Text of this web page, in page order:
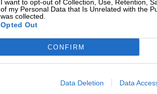
I want to opt-out of Collection, Use, Retention,
of my Personal Data that Is Unrelated with the
was collected.
Opted Out
CONFIRM
Data Deletion Data
souhaitent, ils l'adaptent
Quelle version de Ziggy